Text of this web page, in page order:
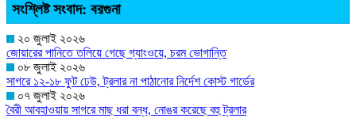
সংশ্লিষ্ট সংবাদ: বরগুনা
২০ জুলাই ২০২৬
জোয়ারের পানিতে তলিয়ে গেছে গ্যাংওয়ে, চরম ভোগান্তি
০৮ জুলাই ২০২৬
সাগরে ১২-১৮ ফুট ঢেউ, ট্রলার না পাঠানোর নির্দেশ কোস্ট গার্ডের
০৭ জুলাই ২০২৬
বৈরী আবহাওয়ায় সাগরে মাছ ধরা বন্ধ, নোঙর করেছে বহু ট্রলার